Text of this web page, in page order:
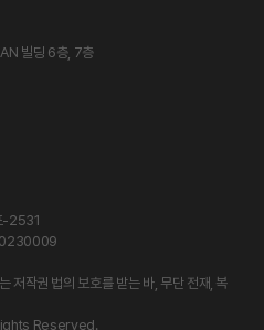
빌딩 6층, 7층
-2531
작권 법의 보호를 받는 바, 무단 전재, 복
Reserved.